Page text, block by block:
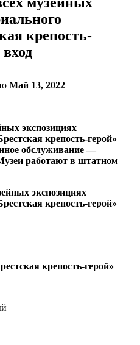
крепость-
Май 13, 2022
экспозициях
крепость-герой»
обслуживание —
работают в штатном
крепость-герой»